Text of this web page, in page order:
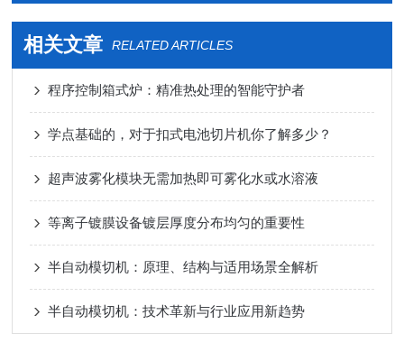
相关文章 RELATED ARTICLES
程序控制箱式炉：精准热处理的智能守护者
学点基础的，对于扣式电池切片机你了解多少？
超声波雾化模块无需加热即可雾化水或水溶液
等离子镀膜设备镀层厚度分布均匀的重要性
半自动模切机：原理、结构与适用场景全解析
半自动模切机：技术革新与行业应用新趋势